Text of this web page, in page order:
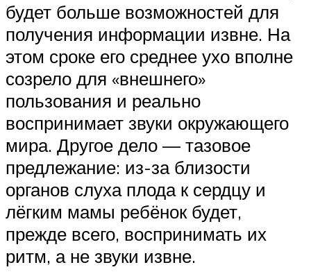
будет больше возможностей для
получения информации извне. На
этом сроке его среднее ухо вполне
созрело для «внешнего»
пользования и реально
воспринимает звуки окружающего
мира. Другое дело — тазовое
предлежание: из-за близости
органов слуха плода к сердцу и
лёгким мамы ребёнок будет,
прежде всего, воспринимать их
ритм, а не звуки извне.